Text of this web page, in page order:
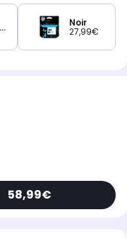
Noir
27,99€
58,99€